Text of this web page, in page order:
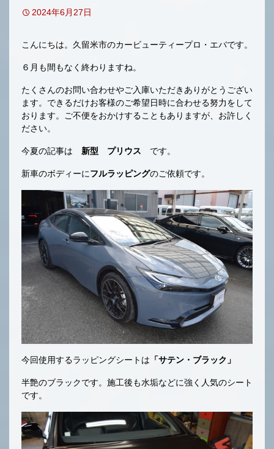
2024年6月27日
こんにちは。久留米市のカービューティープロ・エバです。
６月も間もなく終わりますね。
たくさんのお問い合わせやご入庫いただきありがとうござい
ます。できるだけお客様のご希望日時に合わせる努力をして
おります。ご不便をおかけすることもありますが、お許しく
ださい。
今夏の記事は 新型 プリウス です。
新車のボディーにフルラッピングのご依頼です。
今回使用するラッピングシートは 「サテン・ブラック」
半艶のブラックです。施工後も水垢などに強く人気のシート
です。